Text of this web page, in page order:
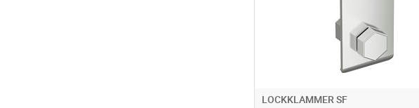
LOCKKLAMMER SF